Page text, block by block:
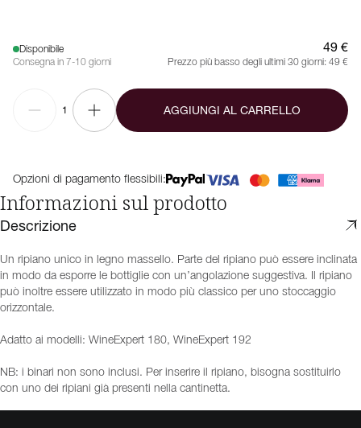
Disponibile
Consegna in 7-10 giorni
49 €
Prezzo più basso degli ultimi 30 giorni: 49 €
1 AGGIUNGI AL CARRELLO
Opzioni di pagamento flessibili:
Informazioni sul prodotto
Descrizione
Un ripiano unico in legno massello. Parte del ripiano può essere inclinata
in modo da esporre le bottiglie con un’angolazione suggestiva. Il ripiano
può inoltre essere utilizzato in modo più classico per uno stoccaggio
orizzontale.
Adatto ai modelli: WineExpert 180, WineExpert 192
NB: i binari non sono inclusi. Per inserire il ripiano, bisogna sostituirlo
con uno dei ripiani già presenti nella cantinetta.